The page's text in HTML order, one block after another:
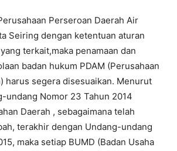
Perseroan Daerah Air
Seiring dengan ketentuan aturan
terkait,maka penamaan dan
badan hukum PDAM (Perusahaan
harus segera disesuaikan. Menurut
undang Nomor 23 Tahun 2014
Daerah , sebagaimana telah
terakhir dengan Undang-undang
maka setiap BUMD (Badan Usaha